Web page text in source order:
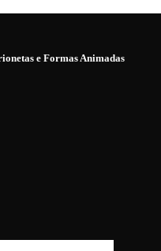
e Formas Animadas